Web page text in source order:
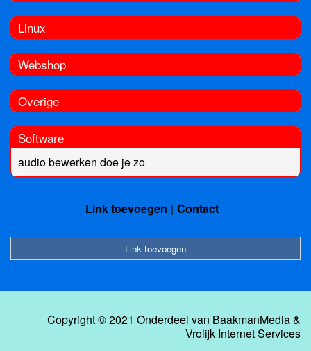
Linux
Webshop
Overige
Software
audio bewerken doe je zo
Link toevoegen Contact
Link toevoegen
Copyright © 2021 Onderdeel van BaakmanMedia&
Vrolijk Internet Services